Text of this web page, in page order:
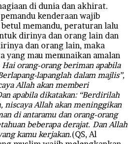
di dunia dan akhirat.
kenderaan wajib
memandu, peraturan lalu
dirinya dan orang lain dan
dan orang lain, maka
yang mau menunaikan amalan
Hai orang-orang beriman apabila
lapanglah dalam majlis”,
Allah akan memberi
apabila dikatakan: “Berdirilah
niscaya Allah akan meninggikan
di antaramu dan orang-orang
beberapa derajat. Dan Allah
kamu kerjakan.(QS, Al